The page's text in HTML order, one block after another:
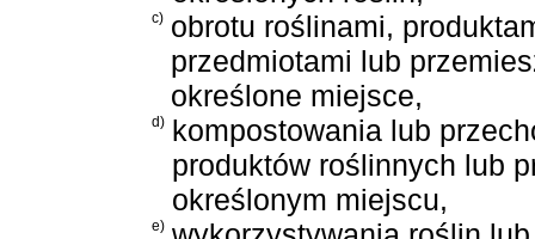
c) obrotu roślinami,
przedmiotami lub
określone miejsce,
d) kompostowania lub
produktów roślinnych lub
określonym miejscu,
e)